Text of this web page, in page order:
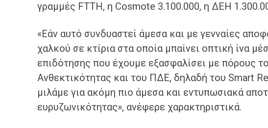
γραμμές FTTH, η Cosmote 3.100.000, η ΔΕΗ
«Εάν αυτό συνδυαστεί άμεσα και με γενναίες
χαλκού σε κτίρια στα οποία μπαίνει οπτική ίνα
επιδότησης που έχουμε εξασφαλίσει με πόρους
Ανθεκτικότητας και του ΠΔΕ, δηλαδή του Smart
μιλάμε για ακόμη πιο άμεσα και εντυπωσιακά
ευρυζωνικότητας», ανέφερε χαρακτηριστικά.